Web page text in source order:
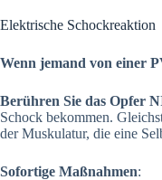
Elektrische Schockreaktion
Wenn jemand von einer
Berühren Sie das Opfer
Schock bekommen.
der Muskulatur, die eine
Sofortige Maßnahmen: